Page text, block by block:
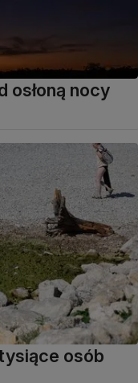
osłoną nocy
tysiące osób